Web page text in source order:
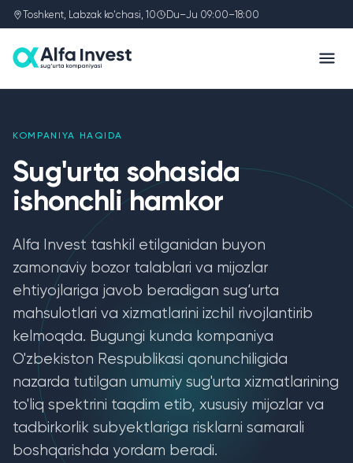
Toshkent, Labzak ko'chasi, 10 Du–Ju 09:00–18:00
KOMPANIYA HAQIDA
Sug'urta sohasida
ishonchli hamkor
Alfa Invest tashkil etilganidan buyon
zamonaviy bozor talablari va mijozlar
ehtiyojlariga javob beradigan sug‘urta
mahsulotlari va xizmatlarini izchil rivojlantirib
kelmoqda. Bugungi kunda kompaniya
O'zbekiston Respublikasi qonunchiligida
nazarda tutilgan umumiy sug'urta xizmatlarining
to'liq spektrini taqdim etib, xususiy mijozlar va
tadbirkorlik subyektlariga risklarni samarali
boshqarishda yordam beradi.